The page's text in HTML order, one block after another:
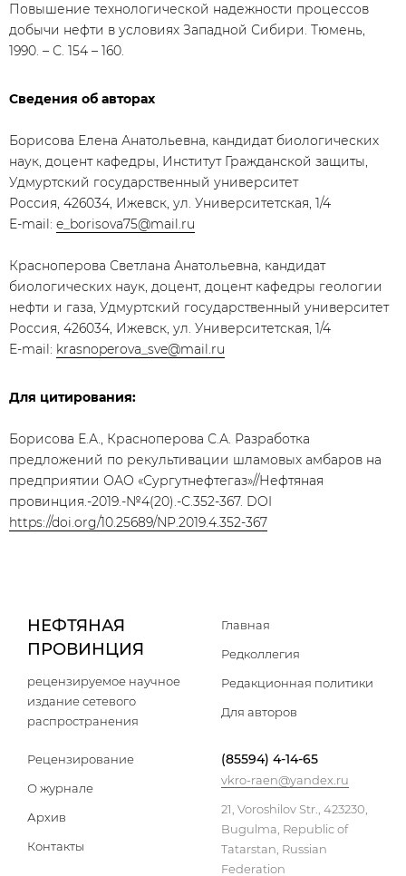
Повышение технологической надежности процессов
добычи нефти в условиях Западной Сибири. Тюмень,
1990. – С. 154 – 160.
Сведения об авторах
Борисова Елена Анатольевна, кандидат биологических
наук, доцент кафедры, Институт Гражданской защиты,
Удмуртский государственный университет
Россия, 426034, Ижевск, ул. Университетская, 1/4
E-mail: e_borisova75@mail.ru
Красноперова Светлана Анатольевна, кандидат
биологических наук, доцент, доцент кафедры геологии
нефти и газа, Удмуртский государственный университет
Россия, 426034, Ижевск, ул. Университетская, 1/4
E-mail: krasnoperova_sve@mail.ru
Для цитирования:
Борисова Е.А., Красноперова С.А. Разработка
предложений по рекультивации шламовых амбаров на
предприятии ОАО «Сургутнефтегаз»//Нефтяная
провинция.-2019.-№4(20).-С.352-367. DOI
https://doi.org/10.25689/NP.2019.4.352-367
НЕФТЯНАЯ
ПРОВИНЦИЯ
рецензируемое научное
издание сетевого
распространения
Главная
Редколлегия
Редакционная политики
Для авторов
Рецензирование
О журнале
Архив
Контакты
(85594) 4-14-65
vkro-raen@yandex.ru
21, Voroshilov Str., 423230,
Bugulma, Republic of
Tatarstan, Russian
Federation